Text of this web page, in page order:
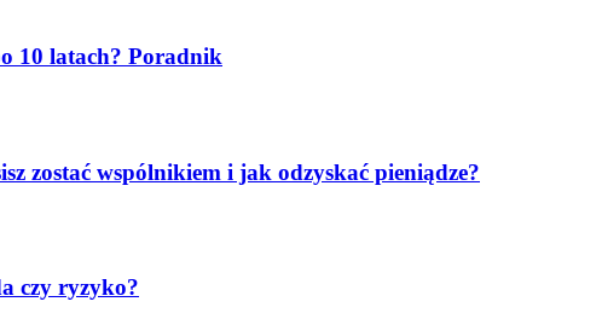
10 latach? Poradnik
zostać wspólnikiem i jak odzyskać pieniądze?
czy ryzyko?